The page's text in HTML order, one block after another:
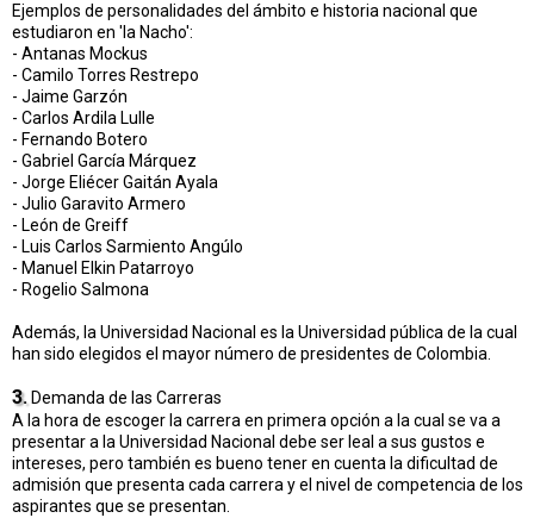
Ejemplos de personalidades del ámbito e historia nacional que
estudiaron en 'la Nacho':
- Antanas Mockus
- Camilo Torres Restrepo
- Jaime Garzón
- Carlos Ardila Lulle
- Fernando Botero
- Gabriel García Márquez
- Jorge Eliécer Gaitán Ayala
- Julio Garavito Armero
- León de Greiff
- Luis Carlos Sarmiento Angúlo
- Manuel Elkin Patarroyo
- Rogelio Salmona
Además, la Universidad Nacional es la Universidad pública de la cual
han sido elegidos el mayor número de presidentes de Colombia.
3. Demanda de las Carreras
A la hora de escoger la carrera en primera opción a la cual se va a
presentar a la Universidad Nacional debe ser leal a sus gustos e
intereses, pero también es bueno tener en cuenta la dificultad de
admisión que presenta cada carrera y el nivel de competencia de los
aspirantes que se presentan.